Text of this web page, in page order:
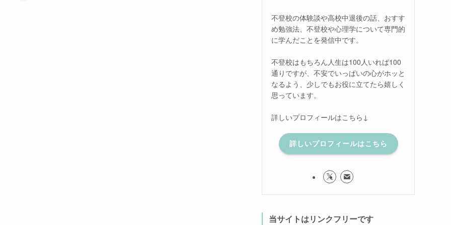
不登校の体験談や高校中退後の話、おすす
め勉強法、不登校や心理学について専門的
に学んだことを発信中です。
不登校はもちろん人生は100人いれば100
通りですが、不安でいっぱいの心がホッと
なるよう、少しでもお役に立てたら嬉しく
思っています。
詳しいプロフィールはこちら↓
詳しいプロフィールはこちら
当サイトはリンクフリーです